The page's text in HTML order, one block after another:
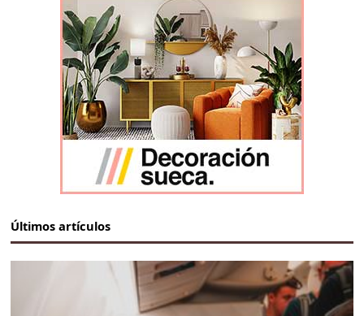
Últimos artículos